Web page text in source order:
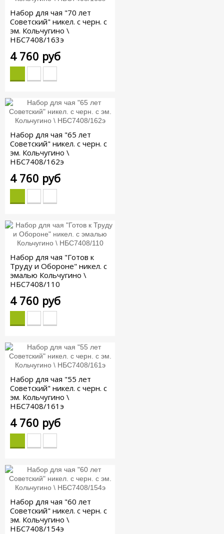
Набор для чая "70 лет
Советский" никел. с черн. с
эм. Кольчугино \
НБС7408/163э
4 760 руб
Набор для чая "65 лет
Советский" никел. с черн. с
эм. Кольчугино \
НБС7408/162э
4 760 руб
Набор для чая "Готов к
Труду и Обороне" никел. с
эмалью Кольчугино \
НБС7408/110
4 760 руб
Набор для чая "55 лет
Советский" никел. с черн. с
эм. Кольчугино \
НБС7408/161э
4 760 руб
Набор для чая "60 лет
Советский" никел. с черн. с
эм. Кольчугино \
НБС7408/154э